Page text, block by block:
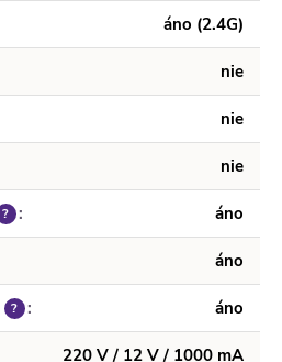
áno (2.4G)
nie
nie
nie
? : áno
áno
? : áno
220 V / 12 V / 1000 mA